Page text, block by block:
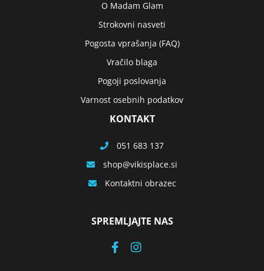
O Madam Glam
Strokovni nasveti
Pogosta vprašanja (FAQ)
Vračilo blaga
Pogoji poslovanja
Varnost osebnih podatkov
KONTAKT
051 683 137
shop
vikisplace.si
Kontaktni obrazec
SPREMLJAJTE NAS